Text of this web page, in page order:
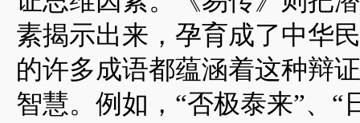
素揭示出来，孕育成了中华
的许多成语都蕴涵着这种辩
智慧。例如，“否极泰来”、“